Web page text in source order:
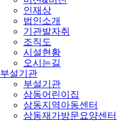
인재상
법인소개
기관발자취
조직도
시설현황
오시는길
부설기관
부설기관
삼동어린이집
삼동지역아동센터
삼동재가방문요양센터